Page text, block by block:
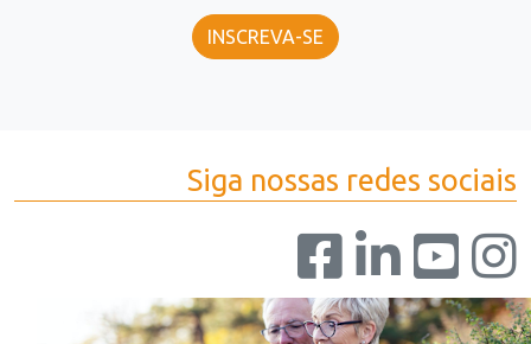
INSCREVA-SE
Siga nossas redes sociais